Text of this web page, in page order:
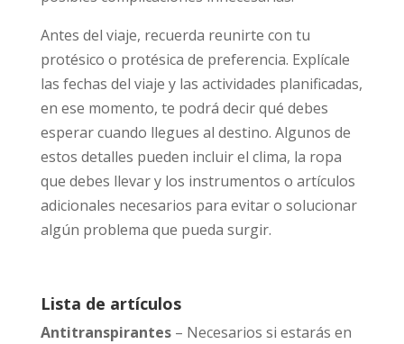
Antes del viaje, recuerda reunirte con tu
protésico o protésica de preferencia. Explícale
las fechas del viaje y las actividades planificadas,
en ese momento, te podrá decir qué debes
esperar cuando llegues al destino. Algunos de
estos detalles pueden incluir el clima, la ropa
que debes llevar y los instrumentos o artículos
adicionales necesarios para evitar o solucionar
algún problema que pueda surgir.
Lista de artículos
Antitranspirantes– Necesarios si estarás en